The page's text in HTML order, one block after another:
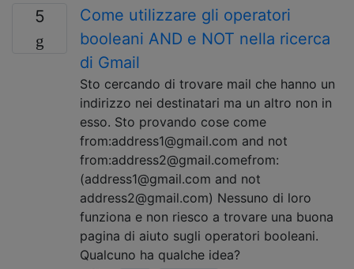
5
Come utilizzare gli operatori
booleani AND e NOT nella ricerca
di Gmail
Sto cercando di trovare mail che hanno un
indirizzo nei destinatari ma un altro non in
esso. Sto provando cose come
from:address1@gmail.com and not
from:address2@gmail.comefrom:
(address1@gmail.com and not
address2@gmail.com) Nessuno di loro
funziona e non riesco a trovare una buona
pagina di aiuto sugli operatori booleani.
Qualcuno ha qualche idea?